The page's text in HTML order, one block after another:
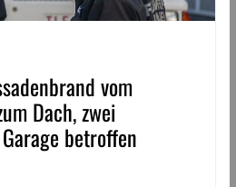
vom
Dach, zwei
betroffen